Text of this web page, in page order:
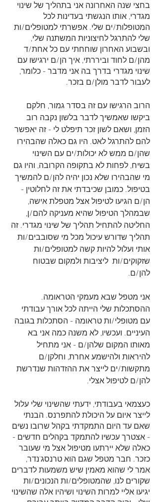
בחצי שנה האחרונה אני בתהליך של שינוי
מגדרי, אותו הנגשתי בעדינות לכל
המטופלות/ים שלי. אפשרתי למטופלים/ות
שלי להתרגל לחיצוניות המשתנה שלי,
ובשבוע האחרון שוחחתי עם כל אחת/ד
מהן/ם לחוד וביררתי, איך הן/ם ירגישו עם
שינוי מגדרי בדרך בה אני מדבר - כלומר,
לעבור לדבר מולן/ם בזכר.
הרוב הרגישו עם זה בסדר גמור, חלקם
ביקשו שאמשיך לדבר בלשון נקבה רוב
הזמן, ושאם לשון זכר תיפלט לי - זה יאפשר
להם להתרגל לאט. היו גם כאלה שהבהירו
שהן/ם ממש לא יכולות/ים עם השינוי
בשיח, לפחות לא בתקופה הקרובה, והיו גם
מי שהבהירו שלא נכון יהיה להן/ם להמשיך
בטיפול. כמובן שכיבדתי את זה לחלוטין -
הן/ם הגיעו לטיפול אצל מטפלת אישה,
שבמהלך הטיפול שהיא מעניקה להם/ן,
החליטה להתחיל תהליך של שינוי מגדרי. זה
תהליך שדורש עיכול מכל מי שסובבים/ות
אותי ועלול להיות קשה למטופלים/ות
שזקוקים/ות  ליציבות ולמקום שבטוח
להן/ם.
אני מטפל שבא מעמקי הטראומה.
ההסתכלות שלי הייתה לכל אורך עבודתי
עם מטופלי/ות טראומה - הסתכלות בגובה
העיניים. ועכשיו, לא משנה כמה אני בא
מאותו המקום שלהן/ם - אני מתחיל
להיראות ולהישמע אחרת, וחלקן/ם
מתקשות/ים לייצר את ההזדהות שנדרשת
להן/ם לטיפול אצלי.
כעצמאי בעבודתי, ידעתי שהשינוי שלי עלול
לייצר איום על היכולת להתפרנס. הבנתי
שאם עד היום התמקדתי בקהל שרובו נשים
- אצטרך עכשיו להתמקד בקהלים חדשים -
כאלה שלא יירתעו מטיפול אצל מי שעובר
כזכר. חבר מטפל שגם הוא טרנסג'נדר,
אמר לי שהוא מאמין שיש משמעות לדברים
שקורים לנו, שהמטופלים/ות הנכונים/ות
יגיעו אליי למרות השינוי ושיהיו אלה שהשינוי